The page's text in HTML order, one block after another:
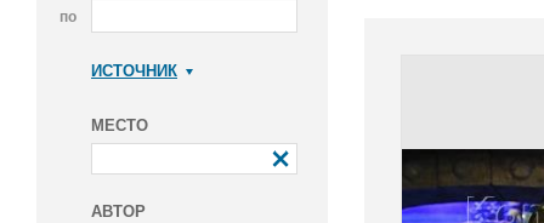
по
ИСТОЧНИК
МЕСТО
АВТОР